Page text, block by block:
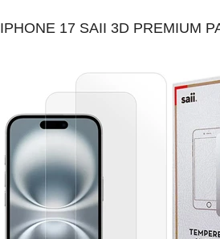
IPHONE 17 SAII 3D PREMIUM